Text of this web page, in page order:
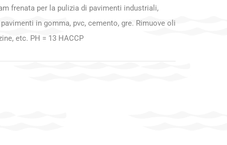
frenata per la pulizia di pavimenti industriali,
in gomma, pvc, cemento, gre. Rimuove oli
etc. PH = 13 HACCP